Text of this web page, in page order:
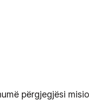
përgjegjësi